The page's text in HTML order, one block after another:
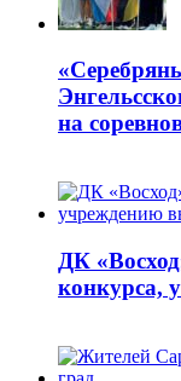
на
ДК
конкурса,